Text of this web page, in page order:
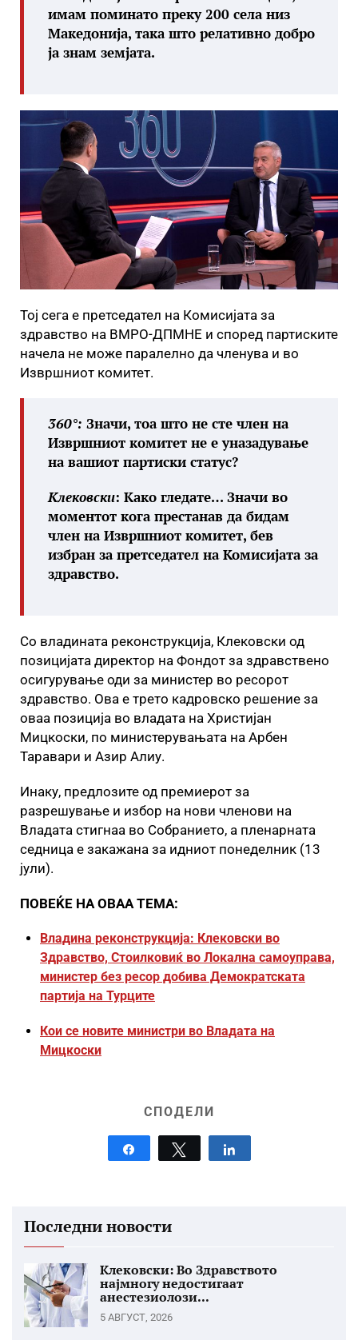
имам поминато преку 200 села низ
Македонија, така што релативно добро
ја знам земјата.
Toj сега е претседател на Комисијата за
здравство на ВМРО-ДПМНЕ и според партиските
начела не може паралелно да членува и во
Извршниот комитет.
360°: Значи, тоа што не сте член на
Извршниот комитет не е уназадување
на вашиот партиски статус?
Клековски: Како гледате… Значи во
моментот кога престанав да бидам
член на Извршниот комитет, бев
избран за претседател на Комисијата за
здравство.
Со владината реконструкција, Клековски од
позицијата директор на Фондот за здравствено
осигурување оди за министер во ресорот
здравство. Ова е трето кадровско решение за
оваа позиција во владата на Христијан
Мицкоски, по министерувањата на Арбен
Таравари и Азир Алиу.
Инаку, предлозите од премиерот за
разрешување и избор на нови членови на
Владата стигнаа во Собранието, а пленарната
седница е закажана за идниот понеделник (13
јули).
ПОВЕЌЕ НА ОВАА ТЕМА:
Владина реконструкција: Клековски во
Здравство, Стоилковиќ во Локална самоуправа,
министер без ресор добива Демократската
партија на Турците
Кои се новите министри во Владата на
Мицкоски
СПОДЕЛИ
Tweet
Последни новости
Клековски: Во Здравството
најмногу недостигаат
анестезиолози...
5 АВГУСТ, 2026